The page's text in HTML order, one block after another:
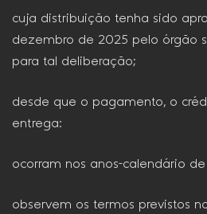
cuja distribuição tenha sido
dezembro de 2025 pelo órgão
para tal deliberação;
desde que o pagamento, o
entrega:
ocorram nos anos-calendário
observem os termos previstos